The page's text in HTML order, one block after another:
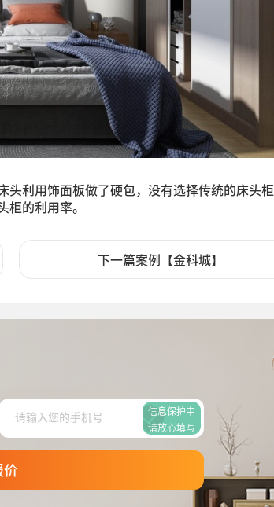
头利用饰面板做了硬包，没有选择传统的床头
柜的利用率。
下一篇案例【金科城】
信息保护中
请放心填写
价